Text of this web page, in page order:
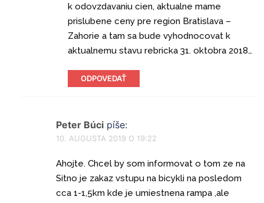
k odovzdavaniu cien, aktualne mame
prislubene ceny pre region Bratislava –
Zahorie a tam sa bude vyhodnocovat k
aktualnemu stavu rebricka 31. oktobra 2018…
ODPOVEDAŤ
Peter Búci píše:
10. AUGUSTA 2019 O 19:22
Ahojte. Chcel by som informovat o tom ze na
Sitno je zakaz vstupu na bicykli na posledom
cca 1-1,5km kde je umiestnena rampa ,ale